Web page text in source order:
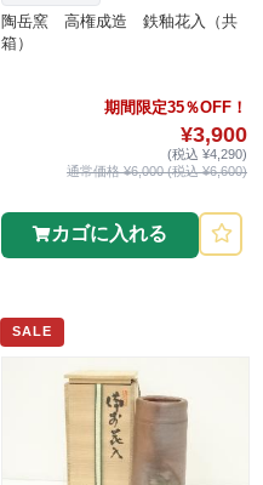
陶岳窯 高権成造 鉄釉花入（共
箱）
期間限定35％OFF！
¥3,900
(税込 ¥4,290)
通常価格 ¥6,000 (税込 ¥6,600)
カゴに入れる
SALE